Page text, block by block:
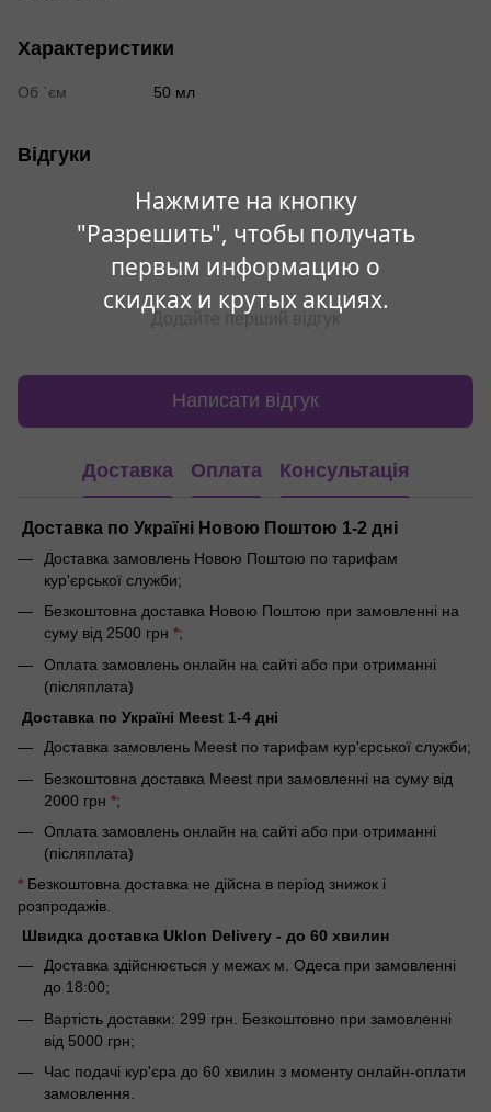
Нажмите на кнопку
"Разрешить", чтобы получать
первым информацию о
скидках и крутых акциях.
Характеристики
Об `єм 50 мл
Відгуки
Додайте перший відгук
Написати відгук
Доставка Оплата Консультація
Доставка по Україні Новою Поштою 1-2 дні
Доставка замовлень Новою Поштою по тарифам
кур'єрської служби;
Безкоштовна доставка Новою Поштою при замовленні на
суму від 2500 грн *;
Оплата замовлень онлайн на сайті або при отриманні
(післяплата)
Доставка по Україні Meest 1-4 дні
Доставка замовлень Meest по тарифам кур'єрської служби;
Безкоштовна доставка Meest при замовленні на суму від
2000 грн *;
Оплата замовлень онлайн на сайті або при отриманні
(післяплата)
* Безкоштовна доставка не дійсна в період знижок і
розпродажів.
Швидка доставка Uklon Delivery - до 60 хвилин
Доставка здійснюється у межах м. Одеса при замовленні
до 18:00;
Вартість доставки: 299 грн. Безкоштовно при замовленні
від 5000 грн;
Час подачі кур'єра до 60 хвилин з моменту онлайн-оплати
замовлення.